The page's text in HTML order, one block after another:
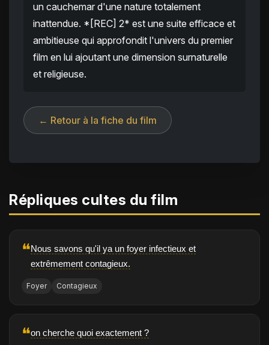
un cauchemar d'une nature totalement
inattendue. *[REC] 2* est une suite efficace et
ambitieuse qui approfondit l'univers du premier
film en lui ajoutant une dimension surnaturelle
et religieuse.
← Retour à la fiche du film
Répliques cultes du film
❝Nous savons qu'il ya un foyer infectieux et
extrêmement contagieux.
Foyer Contagieux
❝on cherche quoi exactement ?